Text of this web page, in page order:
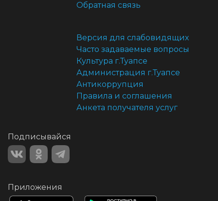
Обратная связь
Версия для слабовидящих
Часто задаваемые вопросы
Культура г.Туапсе
Администрация г.Туапсе
Антикоррупция
Правила и соглашения
Анкета получателя услуг
Подписывайся
Приложения